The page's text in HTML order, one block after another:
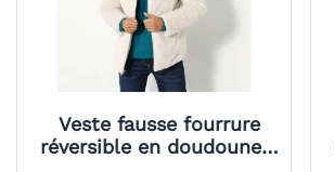
Veste fausse fourrure
réversible en doudoune -